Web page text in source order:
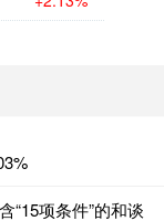
“15项条件”的和谈